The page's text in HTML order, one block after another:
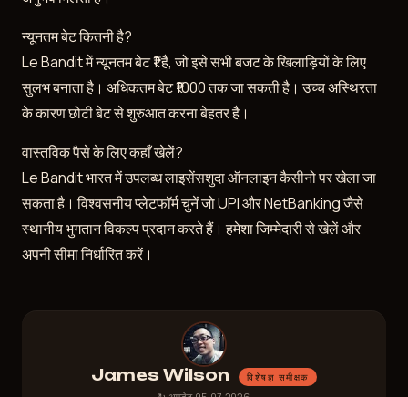
न्यूनतम बेट कितनी है?
Le Bandit में न्यूनतम बेट ₹1 है, जो इसे सभी बजट के खिलाड़ियों के लिए
सुलभ बनाता है। अधिकतम बेट ₹1000 तक जा सकती है। उच्च अस्थिरता
के कारण छोटी बेट से शुरुआत करना बेहतर है।
वास्तविक पैसे के लिए कहाँ खेलें?
Le Bandit भारत में उपलब्ध लाइसेंसशुदा ऑनलाइन कैसीनो पर खेला जा
सकता है। विश्वसनीय प्लेटफॉर्म चुनें जो UPI और NetBanking जैसे
स्थानीय भुगतान विकल्प प्रदान करते हैं। हमेशा जिम्मेदारी से खेलें और
अपनी सीमा निर्धारित करें।
James Wilson विशेषज्ञ समीक्षक